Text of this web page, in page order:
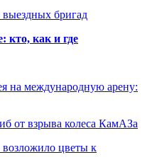
бригад
кто, как и где
на международную арену:
от взрыва колеса КамАЗа
возложило цветы к